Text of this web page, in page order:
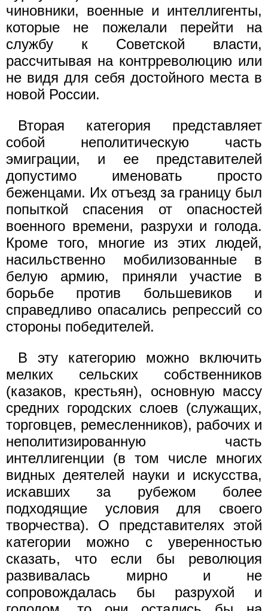
чиновники, военные и интеллигенты,
которые не пожелали перейти на
службу к Советской власти,
рассчитывая на контрреволюцию или
не видя для себя достойного места в
новой России.
Вторая категория представляет
собой неполитическую часть
эмиграции, и ее представителей
допустимо именовать просто
беженцами. Их отъезд за границу был
попыткой спасения от опасностей
военного времени, разрухи и голода.
Кроме того, многие из этих людей,
насильственно мобилизованные в
белую армию, приняли участие в
борьбе против большевиков и
справедливо опасались репрессий со
стороны победителей.
В эту категорию можно включить
мелких сельских собственников
(казаков, крестьян), основную массу
средних городских слоев (служащих,
торговцев, ремесленников), рабочих и
неполитизированную часть
интеллигенции (в том числе многих
видных деятелей науки и искусства,
искавших за рубежом более
подходящие условия для своего
творчества). О представителях этой
категории можно с уверенностью
сказать, что если бы революция
развивалась мирно и не
сопровождалась бы разрухой и